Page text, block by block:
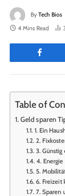
By Tech Bios
4 Mins Read
Table of
Geld sparen
1. Ein
2.
3. Günstig
4. Energie
5.
6. Freizeit
7. Sparen